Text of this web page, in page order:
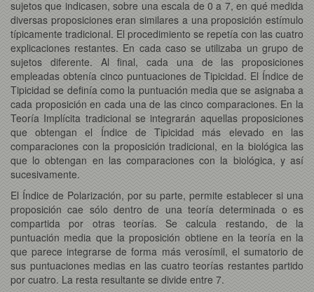
sujetos que indicasen, sobre una escala de 0 a 7, en qué medida
diversas proposiciones eran similares a una proposición estímulo
típicamente tradicional. El procedimiento se repetía con las cuatro
explicaciones restantes. En cada caso se utilizaba un grupo de
sujetos diferente. Al final, cada una de las proposiciones
empleadas obtenía cinco puntuaciones de Tipicidad. El Índice de
Tipicidad se definía como la puntuación media que se asignaba a
cada proposición en cada una de las cinco comparaciones. En la
Teoría Implícita tradicional se integrarán aquellas proposiciones
que obtengan el Índice de Tipicidad más elevado en las
comparaciones con la proposición tradicional, en la biológica las
que lo obtengan en las comparaciones con la biológica, y así
sucesivamente.
El Índice de Polarización, por su parte, permite establecer si una
proposición cae sólo dentro de una teoría determinada o es
compartida por otras teorías. Se calcula restando, de la
puntuación media que la proposición obtiene en la teoría en la
que parece integrarse de forma más verosímil, el sumatorio de
sus puntuaciones medias en las cuatro teorías restantes partido
por cuatro. La resta resultante se divide entre 7.